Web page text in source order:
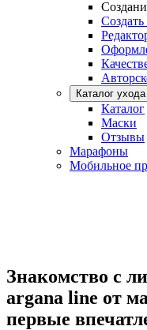
Создать
Каталог ухода
Каталог
Маски
Отзывы
Марафоны
Мобильное
Знакомство с
argana line от
первые